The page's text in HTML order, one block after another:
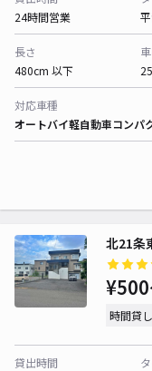
24時間営業
長さ
480cm 以下
対応車種
オートバイ軽自動車コンパ
北21条
時間貸
貸出時間